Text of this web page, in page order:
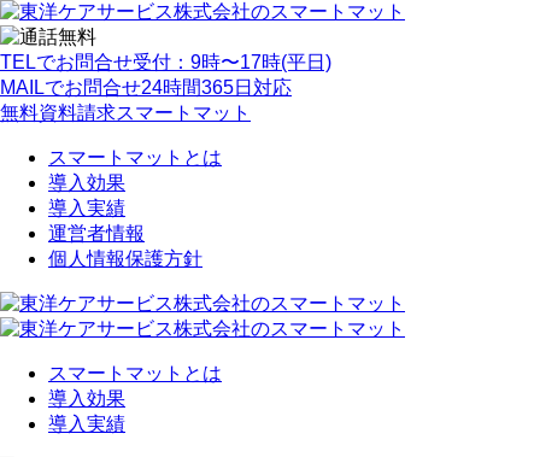
TELでお問合せ受付：9時〜17時(平日)
MAILでお問合せ24時間365日対応
無料資料請求スマートマット
スマートマットとは
導入効果
導入実績
運営者情報
個人情報保護方針
スマートマットとは
導入効果
導入実績